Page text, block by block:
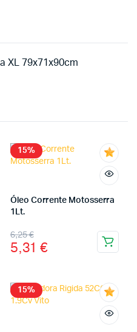
XL 79x71x90cm
15%
Óleo Corrente Motosserra
1Lt.
6,25€
5,31 €
15%